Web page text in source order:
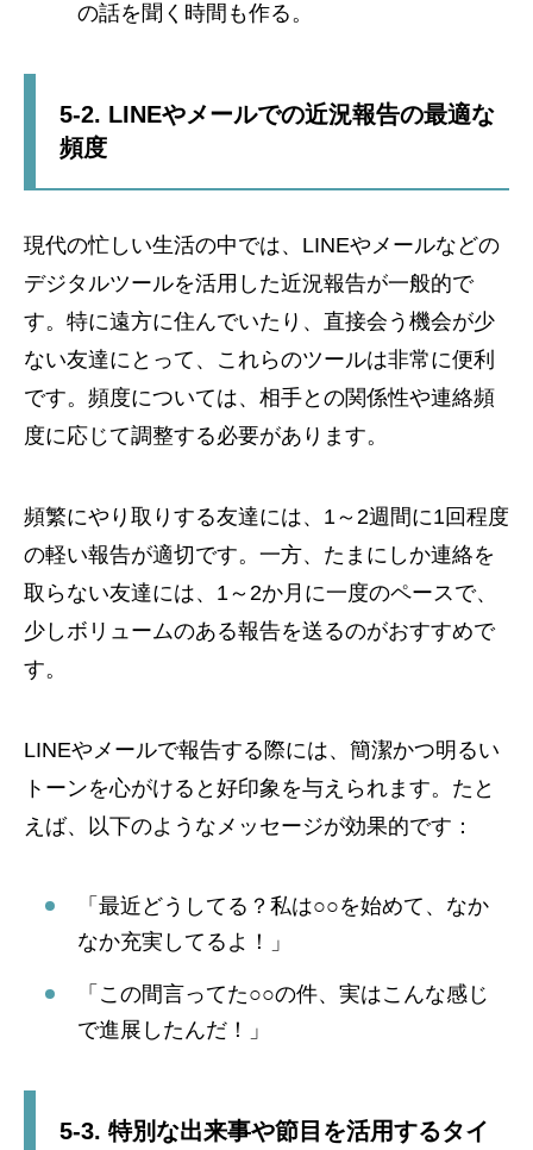
の話を聞く時間も作る。
5-2. LINEやメールでの近況報告の最適な
頻度
現代の忙しい生活の中では、LINEやメールなどの
デジタルツールを活用した近況報告が一般的で
す。特に遠方に住んでいたり、直接会う機会が少
ない友達にとって、これらのツールは非常に便利
です。頻度については、相手との関係性や連絡頻
度に応じて調整する必要があります。
頻繁にやり取りする友達には、1～2週間に1回程度
の軽い報告が適切です。一方、たまにしか連絡を
取らない友達には、1～2か月に一度のペースで、
少しボリュームのある報告を送るのがおすすめで
す。
LINEやメールで報告する際には、簡潔かつ明るい
トーンを心がけると好印象を与えられます。たと
えば、以下のようなメッセージが効果的です：
「最近どうしてる？私は○○を始めて、なか
なか充実してるよ！」
「この間言ってた○○の件、実はこんな感じ
で進展したんだ！」
5-3. 特別な出来事や節目を活用するタイ